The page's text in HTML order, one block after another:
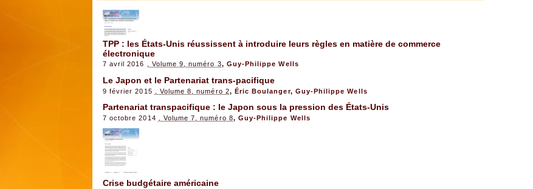
TPP : les États-Unis réussissent à introduire leurs règles en matière de commerce
électronique
7 avril 2016 , Volume 9, numéro 3, Guy-Philippe Wells
Le Japon et le Partenariat trans-pacifique
9 février 2015 , Volume 8, numéro 2, Éric Boulanger, Guy-Philippe Wells
Partenariat transpacifique : le Japon sous la pression des États-Unis
7 octobre 2014 , Volume 7, numéro 8, Guy-Philippe Wells
Crise budgétaire américaine